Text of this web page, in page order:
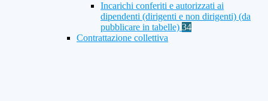
Incarichi conferiti e autorizzati ai
dipendenti (dirigenti e non dirigenti) (da
pubblicare in tabelle) 34
Contrattazione collettiva